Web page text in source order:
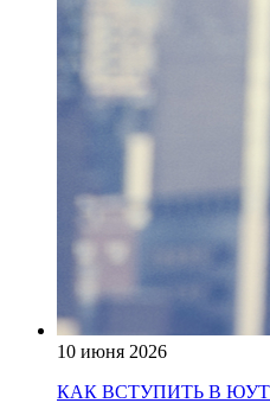
10 июня 2026
КАК ВСТУПИТЬ В